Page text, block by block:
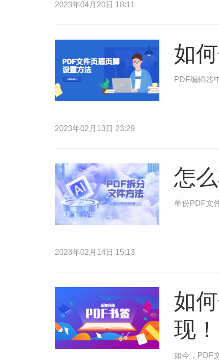
2023年04月20日 18:11
如
PDF编辑器
2023年02月13日 23:29
怎
单份PDF文
2023年02月14日 15:13
如
现！
如今，PDF